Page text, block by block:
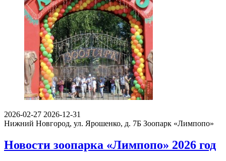
2026-02-27 2026-12-31
Нижний Новгород, ул. Ярошенко, д. 7Б Зоопарк «Лимпопо»
Новости зоопарка «Лимпопо» 2026 год